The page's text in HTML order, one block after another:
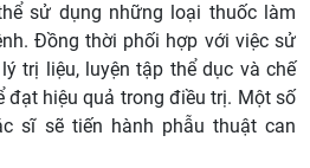
sử dụng những loại thuốc làm
Đồng thời phối hợp với việc sử
trị liệu, luyện tập thể dục và chế
đạt hiệu quả trong điều trị. Một số
sĩ sẽ tiến hành phẫu thuật can